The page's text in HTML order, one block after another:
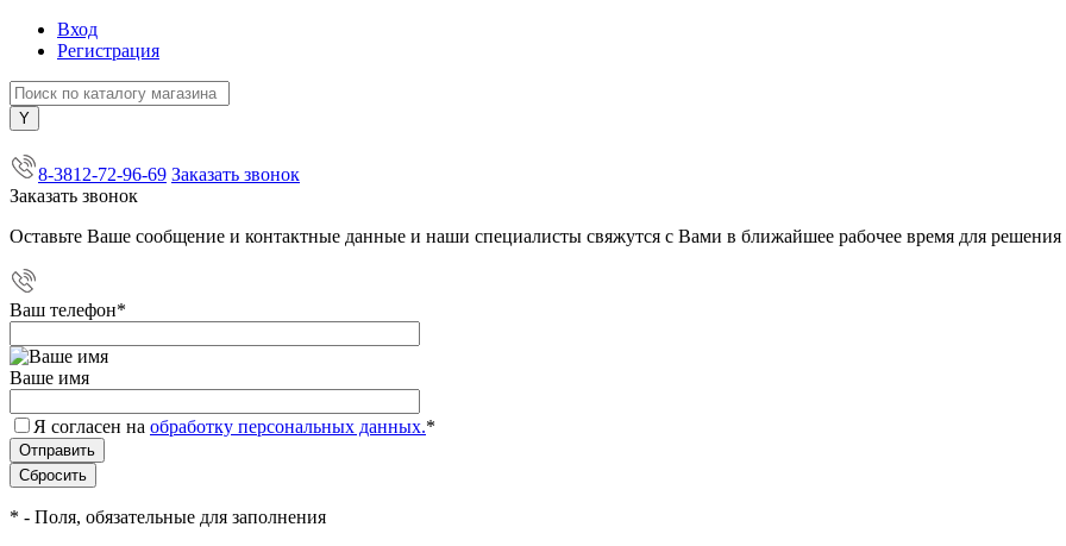
Вход
Регистрация
8-3812-72-96-69 Заказать звонок
Заказать звонок
Оставьте Ваше сообщение и контактные данные и наши специалисты свяжутся с Вами в ближайшее рабочее время для
Ваш телефон*
Ваше имя
Я согласен на обработку персональных данных.*
* - Поля, обязательные для заполнения